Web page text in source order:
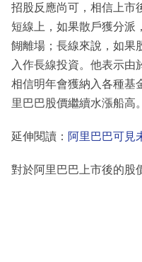
招股反應尚可，相信上市
短線上，如果散戶獲分派
餬離場；長線來說，如果
入作長線投資。他表示由
相信明年會獲納入各種基
里巴巴股價繼續水漲船高。
延伸閱讀： 阿里巴巴可見
對於阿里巴巴上市後的股